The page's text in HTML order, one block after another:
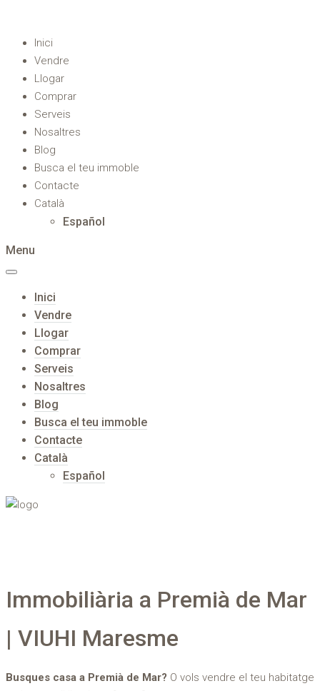
Inici
Vendre
Llogar
Comprar
Serveis
Nosaltres
Blog
Busca el teu immoble
Contacte
Català
Español
Menu
Inici
Vendre
Llogar
Comprar
Serveis
Nosaltres
Blog
Busca el teu immoble
Contacte
Català
Español
Immobiliària a Premià de Mar
| VIUHI Maresme
Busques casa a Premià de Mar? O vols vendre el teu habitatge